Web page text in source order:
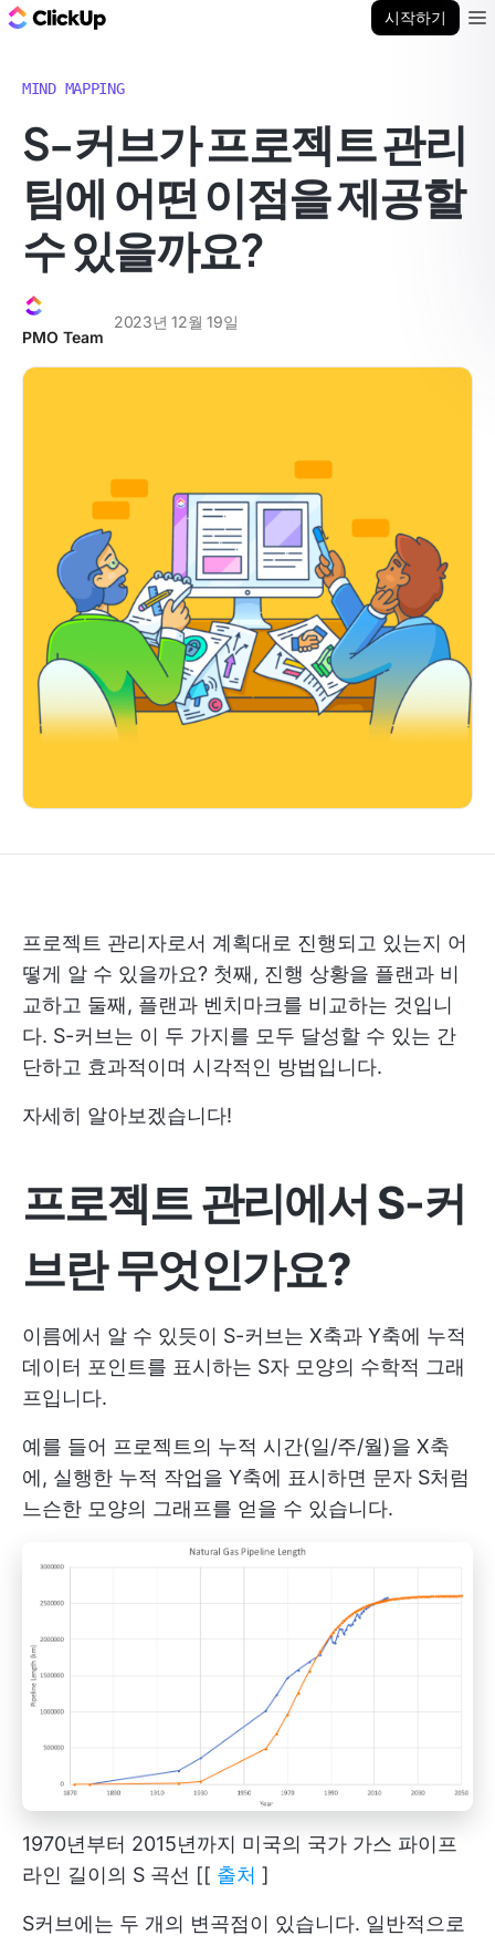
시작하기
MIND MAPPING
S-커브가 프로젝트 관리
팀에 어떤 이점을 제공할
수 있을까요?
PMO Team
2023년 12월 19일
프로젝트 관리자로서 계획대로 진행되고 있는지 어
떻게 알 수 있을까요? 첫째, 진행 상황을 플랜과 비
교하고 둘째, 플랜과 벤치마크를 비교하는 것입니
다. S-커브는 이 두 가지를 모두 달성할 수 있는 간
단하고 효과적이며 시각적인 방법입니다.
자세히 알아보겠습니다!
프로젝트 관리에서 S-커
브란 무엇인가요?
이름에서 알 수 있듯이 S-커브는 X축과 Y축에 누적
데이터 포인트를 표시하는 S자 모양의 수학적 그래
프입니다.
예를 들어 프로젝트의 누적 시간(일/주/월)을 X축
에, 실행한 누적 작업을 Y축에 표시하면 문자 S처럼
느슨한 모양의 그래프를 얻을 수 있습니다.
1970년부터 2015년까지 미국의 국가 가스 파이프
라인 길이의 S 곡선 [[ 출처 ]
S커브에는 두 개의 변곡점이 있습니다. 일반적으로